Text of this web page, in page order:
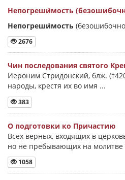
Непогреши́мость
Непогреши́мость
2676
Чин последования святого
Иероним Стридонский, блж.
народы, крестя их во имя ...
383
О подготовки ко Причастию
Всех верных, входящих в
но не пребывающих на молитве
1058